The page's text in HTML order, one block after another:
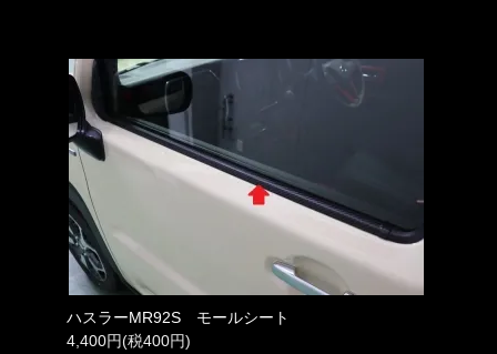
ハスラーMR92S モールシート
4,400円(税400円)